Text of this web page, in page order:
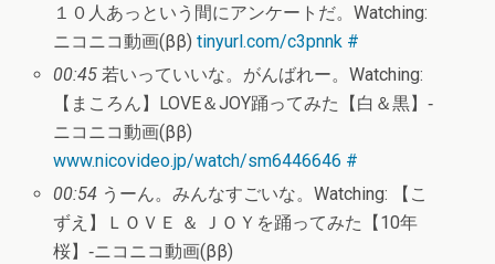
１０人あっという間にアンケートだ。Watching:
ニコニコ動画(ββ)tinyurl.com/c3pnnk #
00:45 若いっていいな。がんばれー。Watching:
【まころん】LOVE＆JOY踊ってみた【白＆黒】‐
ニコニコ動画(ββ)
www.nicovideo.jp/watch/sm6446646 #
00:54 うーん。みんなすごいな。Watching: 【こ
ずえ】ＬＯＶＥ ＆ ＪＯＹを踊ってみた【10年
桜】‐ニコニコ動画(ββ)